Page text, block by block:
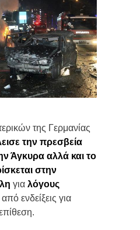
της Γερμανίας
την πρεσβεία
Άγκυρα αλλά και το
στην
για λόγους
ενδείξεις για